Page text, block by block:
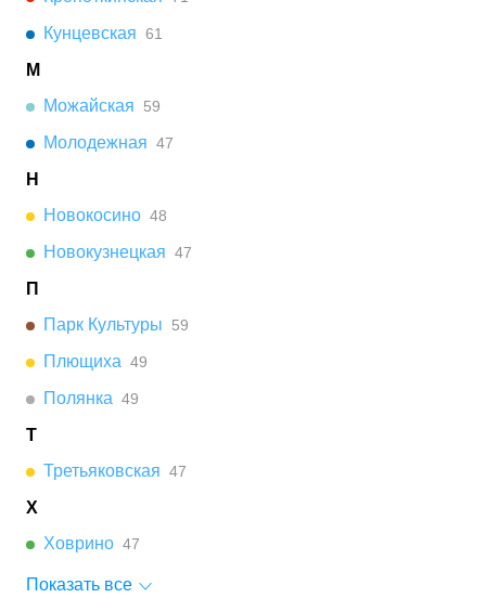
Кунцевская 61
М
Можайская
59
Молодежная 47
Н
Новокосино 48
Новокузнецкая 47
П
Парк Культуры
59
Плющиха 49
Полянка 49
Т
Третьяковская 47
Х
Ховрино 47
Показать все